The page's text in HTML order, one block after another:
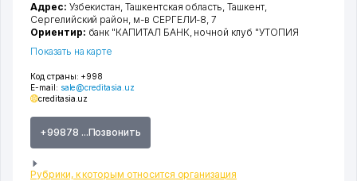
Код страны: +998
E-mail: sale@creditasia.uz
creditasia.uz
+99878 ...Позвонить
Рубрики, к которым относится организация
Адрес: Узбекистан,Ташкентская область,Ташкент,
Сергелийский район, м-в СЕРГЕЛИ-8, 7
Ориентир: банк "КАПИТАЛ БАНК, ночной клуб "УТОПИЯ
Показать на карте